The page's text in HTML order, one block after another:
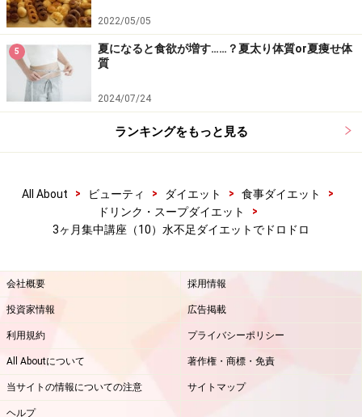
2022/05/05
5
夏になると食欲が増す……？夏太り体質or夏痩せ体
質
2024/07/24
ランキングをもっと見る
All About > ビューティ > ダイエット > 食事ダイエット
>
ドリンク・スープダイエット
>
3ヶ月集中講座（10）水不足ダイエットでドロドロ
会社概要 採用情報
投資家情報 広告掲載
利用規約 プライバシーポリシー
All Aboutについて 著作権・商標・免責
当サイトの情報についての注意 サイトマップ
ヘルプ